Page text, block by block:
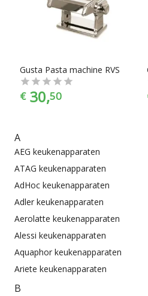
fluitketels en elektrische
mom: “Gemak dient de chef”.
vinden in alle prijscategorieën, of
jouw keukeninrichting past.
Gusta Pasta machine RVS
€ 30,50
A
AEG keukenapparaten
ATAG keukenapparaten
AdHoc keukenapparaten
Adler keukenapparaten
Aerolatte keukenapparaten
Alessi keukenapparaten
Aquaphor keukenapparaten
Ariete keukenapparaten
B